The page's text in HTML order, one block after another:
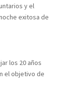
y el
exitosa de
los 20 años
el objetivo de